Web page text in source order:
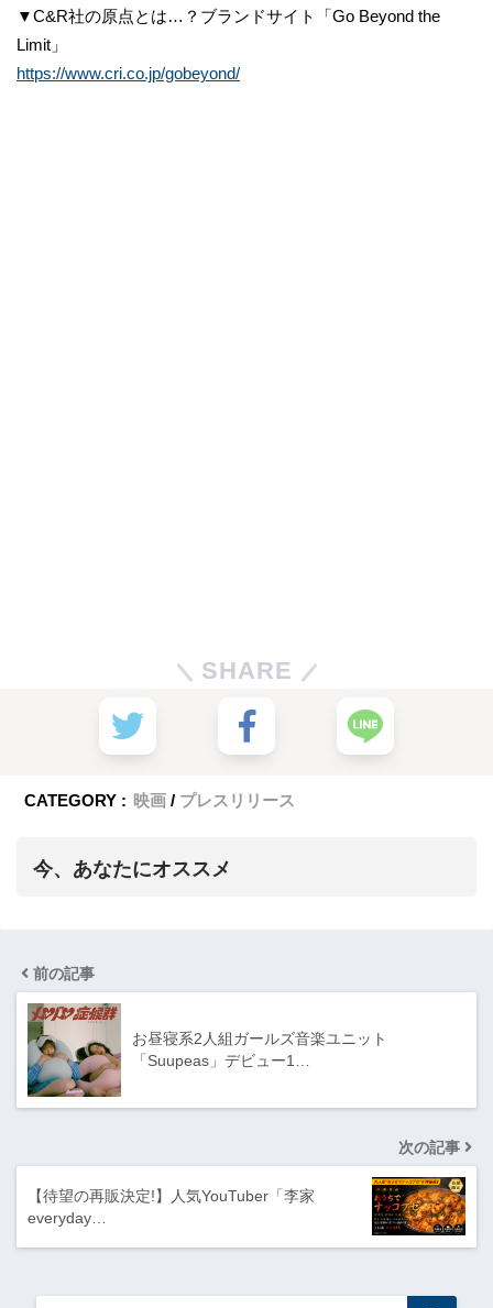
▼C&R社の原点とは…？ブランドサイト「Go Beyond the
Limit」
https://www.cri.co.jp/gobeyond/
SHARE
CATEGORY : 映画 プレスリリース
今、あなたにオススメ
前の記事
お昼寝系2人組ガールズ音楽ユニット
「Suupeas」デビュー1…
次の記事
【待望の再販決定!】人気YouTuber「李家
everyday…